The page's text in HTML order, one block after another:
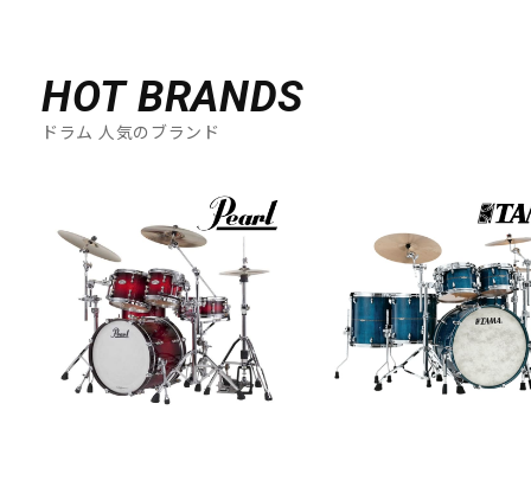
HOT BRANDS
ドラム 人気のブランド